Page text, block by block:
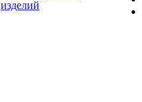
изделий